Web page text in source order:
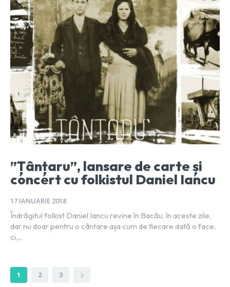
”Țânțaru”, lansare de carte și
concert cu folkistul Daniel Iancu
17 IANUARIE 2018
Îndrăgitul folkist Daniel Iancu revine în Bacău, în aceste zile,
dar nu doar pentru o cântare așa cum de fiecare dată o face,
ci,...
1 2 3